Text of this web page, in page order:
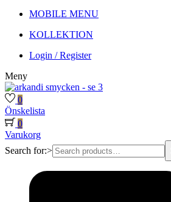
MOBILE MENU
KOLLEKTION
Login / Register
Meny
0
Önskelista
0
Varukorg
Search for:>